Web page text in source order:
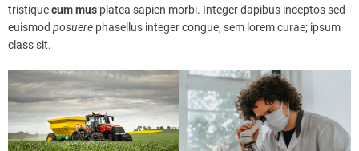
tristiquecummus platea sapien morbi. Integer dapibus inceptos sed
euismod posuere phasellus integer congue, sem lorem curae; ipsum
class sit.